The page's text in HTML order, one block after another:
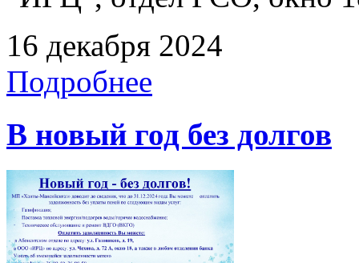
16 декабря 2024
Подробнее
В новый год без долгов